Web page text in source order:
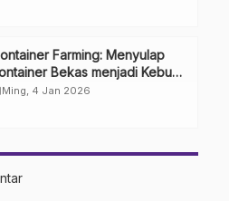
Farming: Menyulap
Bekas menjadi Kebun
Ming, 4 Jan 2026